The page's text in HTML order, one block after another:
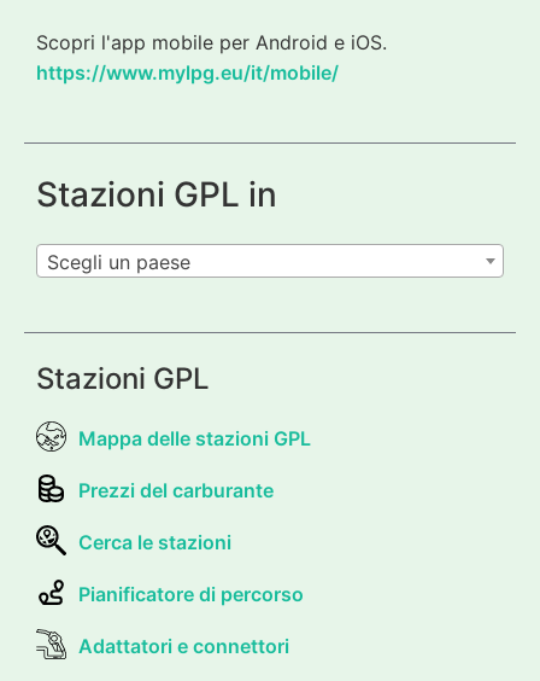
Scopri l'app mobile per Android e iOS.
https://www.mylpg.eu/it/mobile/
Stazioni GPL in
Scegli un paese
Stazioni GPL
Mappa delle stazioni GPL
Prezzi del carburante
Cerca le stazioni
Pianificatore di percorso
Adattatori e connettori